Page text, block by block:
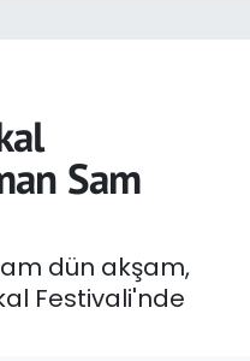
Sam
dün akşam,
Festivali'nde